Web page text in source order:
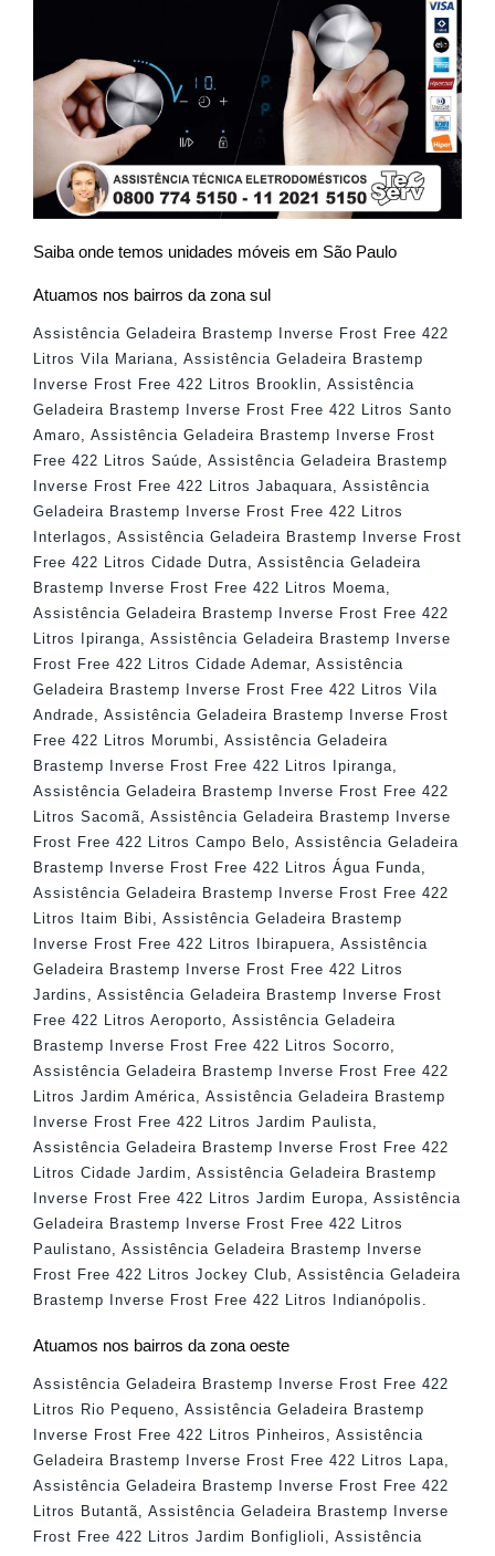
Saiba onde temos unidades móveis em São Paulo
Atuamos nos bairros da zona sul
Assistência Geladeira Brastemp Inverse Frost Free 422
Litros Vila Mariana
Assistência Geladeira Brastemp
Inverse Frost Free 422 Litros Brooklin
Assistência
Geladeira Brastemp Inverse Frost Free 422 Litros Santo
Amaro
Assistência Geladeira Brastemp Inverse Frost
Free 422 Litros Saúde
Assistência Geladeira Brastemp
Inverse Frost Free 422 Litros Jabaquara
Assistência
Geladeira Brastemp Inverse Frost Free 422 Litros
Interlagos
Assistência Geladeira Brastemp Inverse Frost
Free 422 Litros Cidade Dutra
Assistência Geladeira
Brastemp Inverse Frost Free 422 Litros Moema
Assistência Geladeira Brastemp Inverse Frost Free 422
Litros Ipiranga
Assistência Geladeira Brastemp Inverse
Frost Free 422 Litros Cidade Ademar, Assistência
Geladeira Brastemp Inverse Frost Free 422 Litros Vila
Andrade
Assistência Geladeira Brastemp Inverse Frost
Free 422 Litros Morumbi
Assistência Geladeira
Brastemp Inverse Frost Free 422 Litros Ipiranga
Assistência Geladeira Brastemp Inverse Frost Free 422
Litros Sacomã
Assistência Geladeira Brastemp Inverse
Frost Free 422 Litros Campo Belo
Assistência Geladeira
Brastemp Inverse Frost Free 422 Litros Água Funda
Assistência Geladeira Brastemp Inverse Frost Free 422
Litros Itaim Bibi
Assistência Geladeira Brastemp
Inverse Frost Free 422 Litros Ibirapuera
Assistência
Geladeira Brastemp Inverse Frost Free 422 Litros
Jardins
Assistência Geladeira Brastemp Inverse Frost
Free 422 Litros Aeroporto
Assistência Geladeira
Brastemp Inverse Frost Free 422 Litros Socorro
Assistência Geladeira Brastemp Inverse Frost Free 422
Litros Jardim América
Assistência Geladeira Brastemp
Inverse Frost Free 422 Litros Jardim Paulista
Assistência Geladeira Brastemp Inverse Frost Free 422
Litros Cidade Jardim
Assistência Geladeira Brastemp
Inverse Frost Free 422 Litros Jardim Europa
Assistência
Geladeira Brastemp Inverse Frost Free 422 Litros
Paulistano
Assistência Geladeira Brastemp Inverse
Frost Free 422 Litros Jockey Club
Assistência Geladeira
Brastemp Inverse Frost Free 422 Litros Indianópolis
Atuamos nos bairros da zona oeste
Assistência Geladeira Brastemp Inverse Frost Free 422
Litros Rio Pequeno, Assistência Geladeira Brastemp
Inverse Frost Free 422 Litros Pinheiros , Assistência
Geladeira Brastemp Inverse Frost Free 422 Litros Lapa,
Assistência Geladeira Brastemp Inverse Frost Free 422
Litros Butantã, Assistência Geladeira Brastemp Inverse
Frost Free 422 Litros Jardim Bonfiglioli , Assistência